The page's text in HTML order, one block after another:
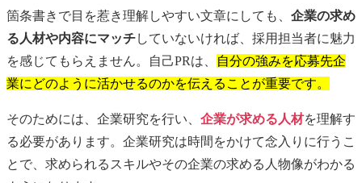
箇条書きで目を惹き理解しやすい文章にしても、 企業の求め
る人材や内容にマッチしていないければ、採用担当者に魅力
を感じてもらえません。自己PRは、
自分の強みを応募先企
業にどのように活かせるのかを伝えることが重要です。
そのためには、企業研究を行い、 企業が求める人材を理解す
る必要があります。企業研究は時間をかけて念入りに行うこ
とで、求められるスキルやその企業の求める人物像がわかる